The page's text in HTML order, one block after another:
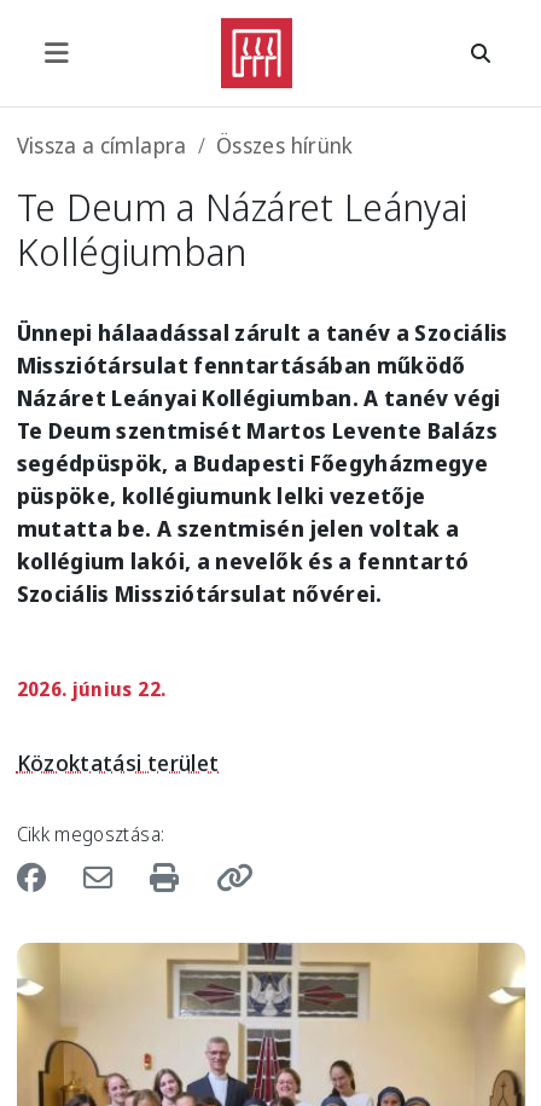
Morzsa
Vissza a címlapra Összes hírünk
Te Deum a Názáret Leányai
Kollégiumban
Ünnepi hálaadással zárult a tanév a Szociális
Missziótársulat fenntartásában működő
Názáret Leányai Kollégiumban. A tanév végi
Te Deum szentmisét Martos Levente Balázs
segédpüspök, a Budapesti Főegyházmegye
püspöke, kollégiumunk lelki vezetője
mutatta be. A szentmisén jelen voltak a
kollégium lakói, a nevelők és a fenntartó
Szociális Missziótársulat nővérei.
2026. június 22.
Közoktatási terület
Cikk megosztása:
Image